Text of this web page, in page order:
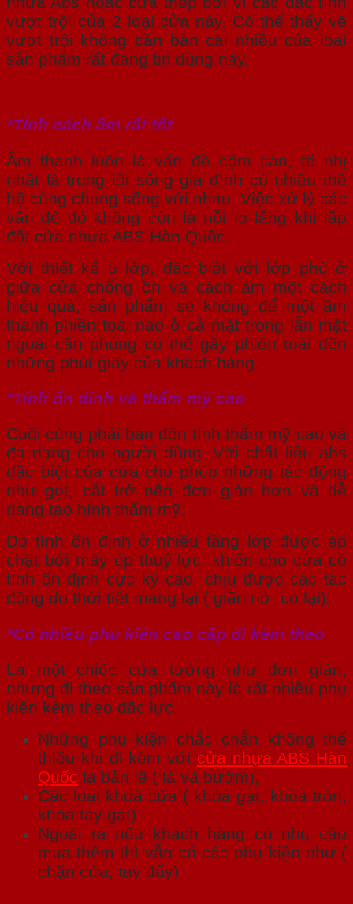
vượt trội của 2 loại cửa này. Có thể thấy vẽ
vượt trội không cần bàn cãi nhiều của loại
sản phẩm rất đáng tin dùng này.
*Tính cách âm rất tốt
Âm thanh luôn là vấn đề cộm cán, tế nhị
nhất là trong lối sống gia đình có nhiều thế
hệ cùng chung sống với nhau. Việc xử lý các
vấn đề đó không còn là nỗi lo lắng khi lắp
đặt cửa nhựa ABS Hàn Quốc.
Với thiết kế 5 lớp, đặc biệt với lớp phủ ở
giữa cửa chống ồn và cách âm một cách
hiệu quả, sản phẩm sẽ không để một âm
thanh phiền toái nào ở cả mặt trong lẫn mặt
ngoài căn phòng có thể gây phiền toái đến
những phút giây của khách hàng.
*Tính ổn định và thẩm mỹ cao
Cuối cùng phải bàn đến tính thẩm mỹ cao và
đa dạng cho người dùng. Với chất liệu abs
đặc biệt của cửa cho phép những tác động
như gọt, cắt trở nên đơn giản hơn và dễ
dàng tạo hình thẩm mỹ.
Do tính ổn định ở nhiều tầng lớp được ép
chặt bởi máy ép thuỷ lực, khiến cho cửa có
tính ổn định cực kỳ cao, chịu được các tác
động do thời tiết mang lại ( giãn nở, co lại).
*Có nhiều phụ kiện cao cấp đi kèm theo
Là một chiếc cửa tưởng như đơn giản,
nhưng đi theo sản phẩm này là rất nhiều phụ
kiện kèm theo đắc lực:
Những phụ kiện chắc chắn không thể
thiếu khi đi kèm với cửa nhựa ABS Hàn
Quốc là bản lề ( lá và bướm),
Các loại khoá cửa ( khóa gạt, khóa tròn,
khóa tay gạt)
Ngoài ra nếu khách hàng có nhu cầu
mua thêm thì vẫn có các phụ kiện như (
chặn cửa, tay đẩy)